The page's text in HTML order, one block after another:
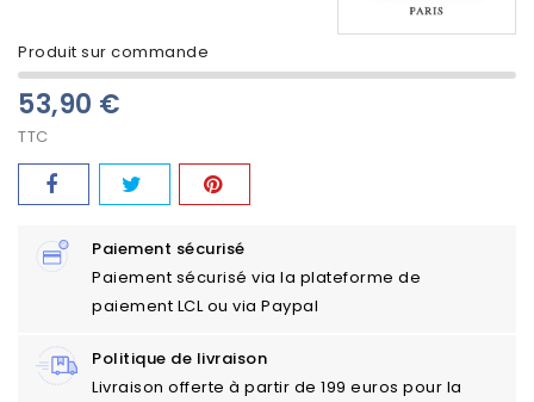
Produit sur commande
53,90 €
TTC
Paiement sécurisé
Paiement sécurisé via la plateforme de
paiement LCL ou via Paypal
Politique de livraison
Livraison offerte à partir de 199 euros pour la